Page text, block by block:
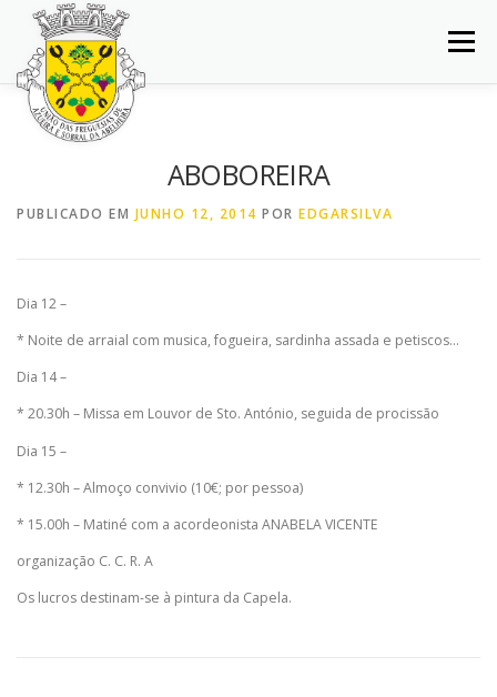
Saltar
conteúdo
Menu
INÍCIO JUNTA DE FREGUESIA
BALCÃO VIRTUAL NOTÍCIAS MAPA
ABOBOREIRA
PUBLICADO EM JUNHO 12, 2014 POR EDGARSILVA
Dia 12 –
* Noite de arraial com musica, fogueira, sardinha assada e petiscos…
Dia 14 –
* 20.30h – Missa em Louvor de Sto. António, seguida de procissão
Dia 15 –
* 12.30h – Almoço convivio (10€; por pessoa)
* 15.00h – Matiné com a acordeonista ANABELA VICENTE
organização C. C. R. A
Os lucros destinam-se à pintura da Capela.